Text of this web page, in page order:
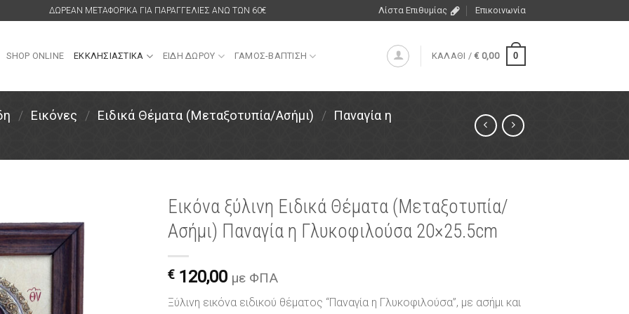
ΔΩΡΕΑΝ ΜΕΤΑΦΟΡΙΚΑ ΓΙΑ ΠΑΡΑΓΓΕΛΙΕΣ ΑΝΩ ΤΩΝ 60€ Λίστα Επιθυμίας Επικοινωνία
SHOP ONLINE ΕΚΚΛΗΣΙΑΣΤΙΚΑ ΕΙΔΗ ΔΩΡΟΥ ΓΑΜΟΣ-ΒΑΠΤΙΣΗ ΚΑΛΑΘΙ /€ 0,00 0
/ Εικόνες / Ειδικά Θέματα (Μεταξοτυπία/Ασήμι) / Παναγία η
Εικόνα ξύλινη Ειδικά Θέματα (Μεταξοτυπία/
Ασήμι) Παναγία η Γλυκοφιλούσα 20×25.5cm
€ 120,00 με ΦΠΑ
Ξύλινη εικόνα ειδικού θέματος “Παναγία η Γλυκοφιλούσα”, με ασήμι και